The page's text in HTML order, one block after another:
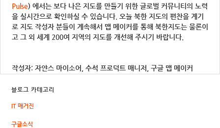
Pulse) 에서는 보다 나은 지도를 만들기 위한 글로벌 커뮤니티의 노력
을 실시간으로 확인하실 수 있습니다. 오늘 북한 지도의 편찬을 계기
로 지도 작성자 분들이 계속해서 맵 메이커를 통해 북한지도는 물론이
고 그 외 세계 200여 지역의 지도를 개선해 주시기 바랍니다.
작성자: 자얀스 마이소어, 수석 프로덕트 매니저, 구글 맵 메이커
블로그 카테고리
IT 매거진
구글소식